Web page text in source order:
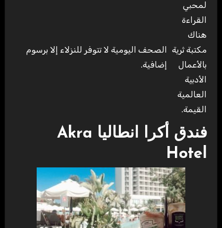
لمحبي
القراءة
هناك
مكتبة ثرية
بالأعمال
الأدبية
العالمية
القيمة.
الصحف اليومية لا تتوفر للنزلاء إلا برسوم
إضافية.
فندق أكرا انطاليا Akra
Hotel